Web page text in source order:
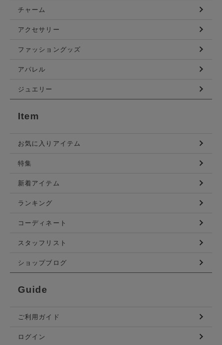
チャーム
アクセサリー
ファッショングッズ
アパレル
ジュエリー
Item
お気に入りアイテム
特集
新着アイテム
ランキング
コーディネート
スタッフリスト
ショップブログ
Guide
ご利用ガイド
ログイン